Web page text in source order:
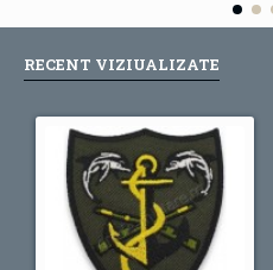
RECENT VIZIUALIZATE